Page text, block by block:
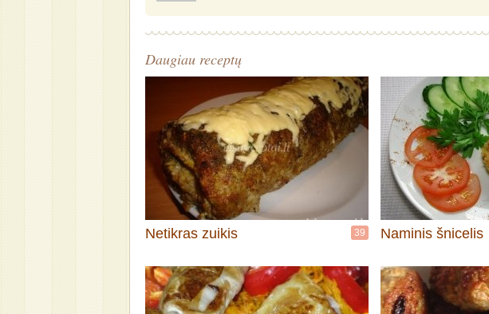
Daugiau receptų
Netikras zuikis 39 Naminis šnicelis